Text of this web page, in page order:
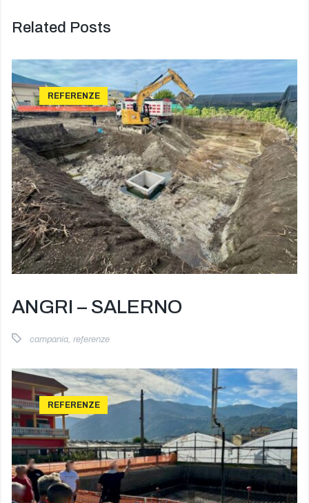
Related Posts
REFERENZE
ANGRI – SALERNO
campania, referenze
REFERENZE